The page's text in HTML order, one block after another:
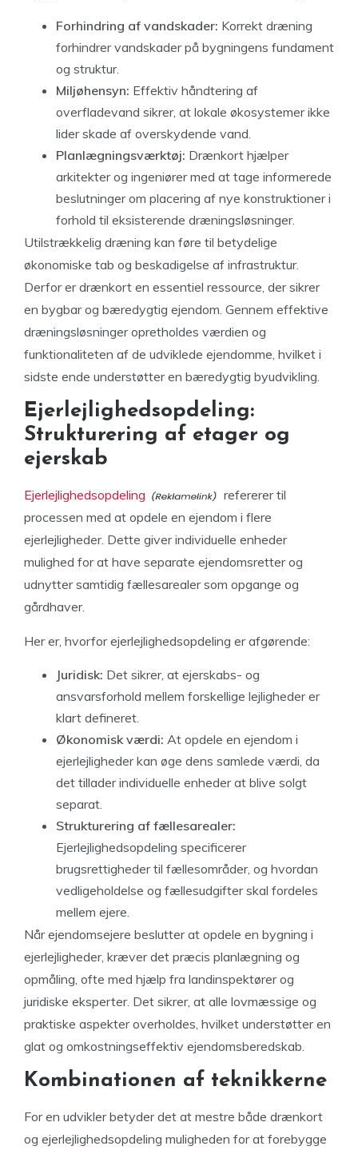
Forhindring af vandskader: Korrekt dræning
forhindrer vandskader på bygningens fundament
og struktur.
Miljøhensyn: Effektiv håndtering af
overfladevand sikrer, at lokale økosystemer ikke
lider skade af overskydende vand.
Planlægningsværktøj: Drænkort hjælper
arkitekter og ingeniører med at tage informerede
beslutninger om placering af nye konstruktioner i
forhold til eksisterende dræningsløsninger.
Utilstrækkelig dræning kan føre til betydelige
økonomiske tab og beskadigelse af infrastruktur.
Derfor er drænkort en essentiel ressource, der sikrer
en bygbar og bæredygtig ejendom. Gennem effektive
dræningsløsninger opretholdes værdien og
funktionaliteten af de udviklede ejendomme, hvilket i
sidste ende understøtter en bæredygtig byudvikling.
Ejerlejlighedsopdeling:
Strukturering af etager og
ejerskab
Ejerlejlighedsopdeling
refererer til
processen med at opdele en ejendom i flere
ejerlejligheder. Dette giver individuelle enheder
mulighed for at have separate ejendomsretter og
udnytter samtidig fællesarealer som opgange og
gårdhaver.
Her er, hvorfor ejerlejlighedsopdeling er afgørende:
Juridisk: Det sikrer, at ejerskabs- og
ansvarsforhold mellem forskellige lejligheder er
klart defineret.
Økonomisk værdi: At opdele en ejendom i
ejerlejligheder kan øge dens samlede værdi, da
det tillader individuelle enheder at blive solgt
separat.
Strukturering af fællesarealer:
Ejerlejlighedsopdeling specificerer
brugsrettigheder til fællesområder, og hvordan
vedligeholdelse og fællesudgifter skal fordeles
mellem ejere.
Når ejendomsejere beslutter at opdele en bygning i
ejerlejligheder, kræver det præcis planlægning og
opmåling, ofte med hjælp fra landinspektører og
juridiske eksperter. Det sikrer, at alle lovmæssige og
praktiske aspekter overholdes, hvilket understøtter en
glat og omkostningseffektiv ejendomsberedskab.
Kombinationen af teknikkerne
For en udvikler betyder det at mestre både drænkort
og ejerlejlighedsopdeling muligheden for at forebygge